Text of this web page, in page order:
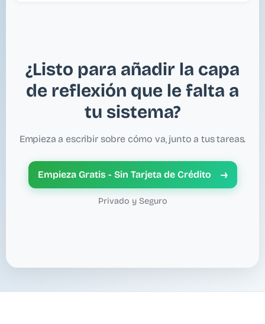
¿Listo para añadir la capa
de reflexión que le falta a
tu sistema?
Empieza a escribir sobre cómo va, junto a tus tareas.
Empieza Gratis - Sin Tarjeta de Crédito →
Privado y Seguro